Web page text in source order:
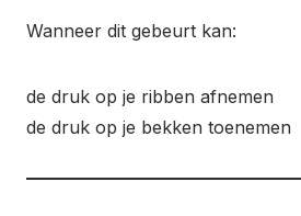
Wanneer dit gebeurt kan:
de druk op je ribben afnemen
de druk op je bekken toenemen